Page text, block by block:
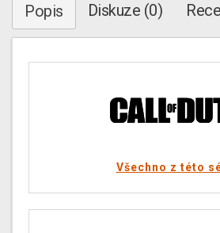
Popis Diskuze (0)
Všechno z této